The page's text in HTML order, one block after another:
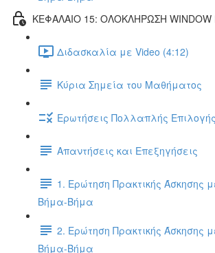
ΚΕΦΑΛΑΙΟ 15: ΟΛΟΚΛΗΡΩΣΗ WINDOW
Διδασκαλία με Video (4:12)
Κύρια Σημεία του Μαθήματος
Ερωτήσεις Πολλαπλής Επιλογής
Απαντήσεις και Επεξηγήσεις
1. Ερώτηση Πρακτικής Άσκησης
Βήμα-Βήμα
2. Ερώτηση Πρακτικής Άσκησης
Βήμα-Βήμα